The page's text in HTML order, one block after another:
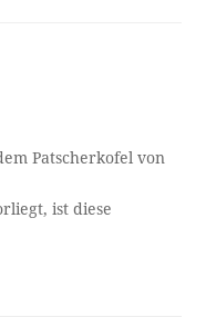
Patscherkofel von
ist diese